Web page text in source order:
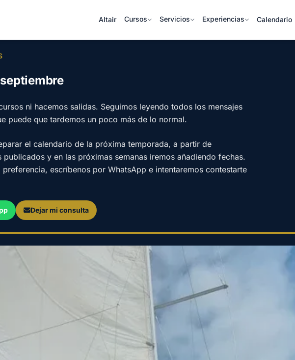
Altair Cursos Servicios Experiencias Calendario
ni hacemos salidas. Seguimos leyendo todos los mensajes
puede que tardemos un poco más de lo normal.
el calendario de la próxima temporada, a partir de
publicados y en las próximas semanas iremos añadiendo fechas.
escríbenos por WhatsApp e intentaremos contestarte
Dejar mi consulta